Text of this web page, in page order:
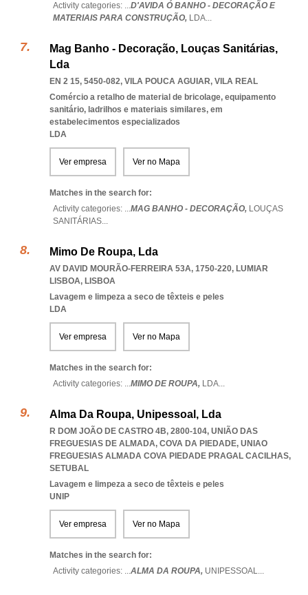
Activity categories: ...D'AVIDA Ó BANHO - DECORAÇÃO E
MATERIAIS PARA CONSTRUÇÃO, LDA...
Mag Banho - Decoração, Louças Sanitárias,
Lda
EN 2 15, 5450-082, VILA POUCA AGUIAR, VILA REAL
Comércio a retalho de material de bricolage, equipamento
sanitário, ladrilhos e materiais similares, em
estabelecimentos especializados
LDA
Ver empresa Ver no Mapa
Matches in the search for:
Activity categories: ...MAG BANHO - DECORAÇÃO, LOUÇAS
SANITÁRIAS...
Mimo De Roupa, Lda
AV DAVID MOURÃO-FERREIRA 53A, 1750-220, LUMIAR
LISBOA, LISBOA
Lavagem e limpeza a seco de têxteis e peles
LDA
Ver empresa Ver no Mapa
Matches in the search for:
Activity categories: ...MIMO DE ROUPA, LDA...
Alma Da Roupa, Unipessoal, Lda
R DOM JOÃO DE CASTRO 4B, 2800-104, UNIÃO DAS
FREGUESIAS DE ALMADA, COVA DA PIEDADE, UNIAO
FREGUESIAS ALMADA COVA PIEDADE PRAGAL CACILHAS,
SETUBAL
Lavagem e limpeza a seco de têxteis e peles
UNIP
Ver empresa Ver no Mapa
Matches in the search for:
Activity categories: ...ALMA DA ROUPA, UNIPESSOAL...